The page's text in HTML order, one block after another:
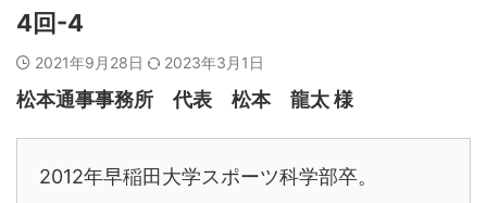
4回-4
2021年9月28日 2023年3月1日
松本通事事務所 代表 松本 龍太 様
2012年早稲田大学スポーツ科学部卒。